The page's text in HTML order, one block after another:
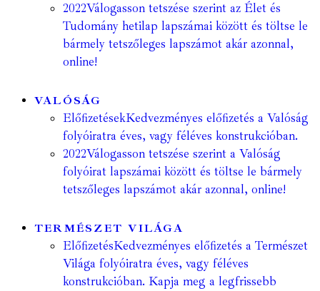
2022Válogasson tetszése szerint az Élet és
Tudomány hetilap lapszámai között és töltse le
bármely tetszőleges lapszámot akár azonnal,
online!
VALÓSÁG
ElőfizetésekKedvezményes előfizetés a Valóság
folyóiratra éves, vagy féléves konstrukcióban.
2022Válogasson tetszése szerint a Valóság
folyóirat lapszámai között és töltse le bármely
tetszőleges lapszámot akár azonnal, online!
TERMÉSZET VILÁGA
ElőfizetésKedvezményes előfizetés a Természet
Világa folyóiratra éves, vagy féléves
konstrukcióban. Kapja meg a legfrissebb